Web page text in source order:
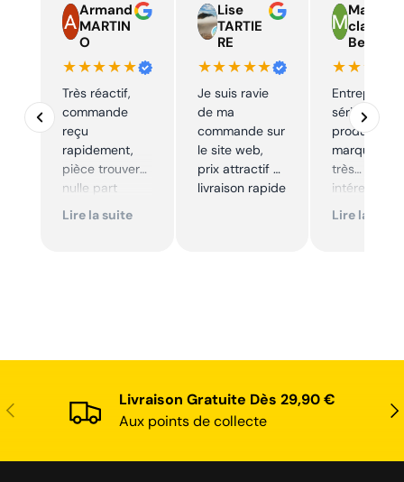
Armand
MARTIN
O
★★★★★
Très réactif,
commande
reçu
rapidement,
pièce trouver
nulle part
ailleurs et
Lire la suite
Lise
TARTIE
RE
★★★★★
Je suis ravie
de ma
commande sur
le site web,
prix attractif et
livraison rapide
Marie
claire
Beelen
Entreprise
sérieuse,
produits de
marque à
très
Excellent
Lire la suite
Précédent
Livraison Gratuite Dès 29,90 €
Aux points de collecte